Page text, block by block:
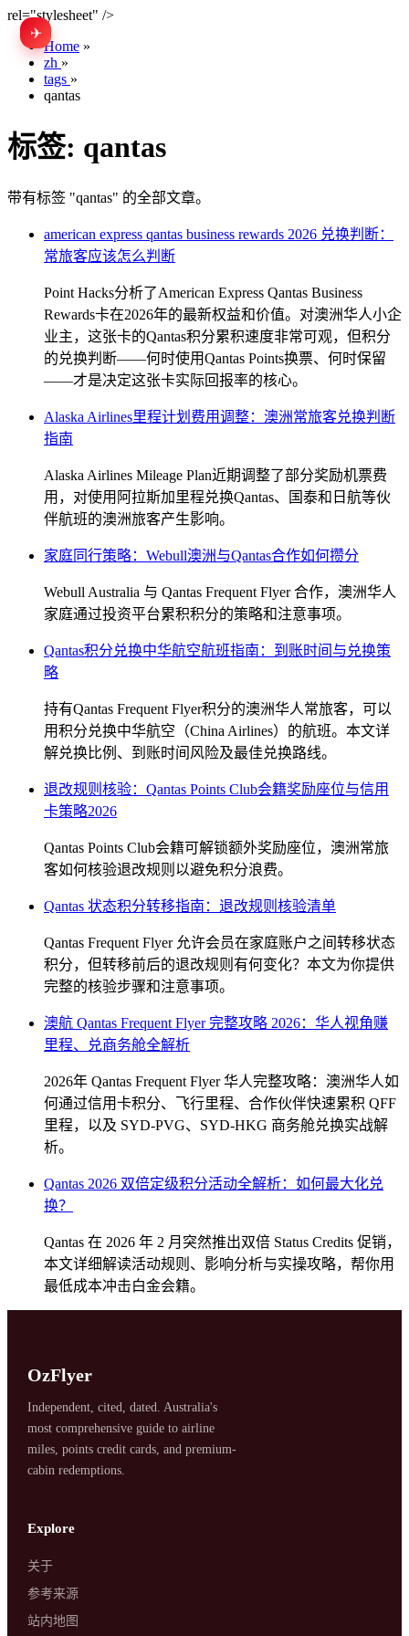
rel="stylesheet" />
✈
SYDNEY · INDEPENDENT · EST. 2026
Home »
zh »
tags »
qantas
标签: qantas
带有标签 "qantas" 的全部文章。
american express qantas business rewards 2026 兑换判断：
常旅客应该怎么判断
Point Hacks分析了American Express Qantas Business
Rewards卡在2026年的最新权益和价值。对澳洲华人小企
业主，这张卡的Qantas积分累积速度非常可观，但积分
的兑换判断——何时使用Qantas Points换票、何时保留
——才是决定这张卡实际回报率的核心。
Alaska Airlines里程计划费用调整：澳洲常旅客兑换判断
指南
Alaska Airlines Mileage Plan近期调整了部分奖励机票费
用，对使用阿拉斯加里程兑换Qantas、国泰和日航等伙
伴航班的澳洲旅客产生影响。
家庭同行策略：Webull澳洲与Qantas合作如何攒分
Webull Australia 与 Qantas Frequent Flyer 合作，澳洲华人
家庭通过投资平台累积积分的策略和注意事项。
Qantas积分兑换中华航空航班指南：到账时间与兑换策
略
持有Qantas Frequent Flyer积分的澳洲华人常旅客，可以
用积分兑换中华航空（China Airlines）的航班。本文详
解兑换比例、到账时间风险及最佳兑换路线。
退改规则核验：Qantas Points Club会籍奖励座位与信用
卡策略2026
Qantas Points Club会籍可解锁额外奖励座位，澳洲常旅
客如何核验退改规则以避免积分浪费。
Qantas 状态积分转移指南：退改规则核验清单
Qantas Frequent Flyer 允许会员在家庭账户之间转移状态
积分，但转移前后的退改规则有何变化？本文为你提供
完整的核验步骤和注意事项。
澳航 Qantas Frequent Flyer 完整攻略 2026：华人视角赚
里程、兑商务舱全解析
2026年 Qantas Frequent Flyer 华人完整攻略：澳洲华人如
何通过信用卡积分、飞行里程、合作伙伴快速累积 QFF
里程，以及 SYD-PVG、SYD-HKG 商务舱兑换实战解
析。
Qantas 2026 双倍定级积分活动全解析：如何最大化兑
换？
Qantas 在 2026 年 2 月突然推出双倍 Status Credits 促销，
本文详细解读活动规则、影响分析与实操攻略，帮你用
最低成本冲击白金会籍。
OzFlyer
Independent, cited, dated. Australia's
most comprehensive guide to airline
miles, points credit cards, and premium-
cabin redemptions.
Explore
关于
参考来源
站内地图